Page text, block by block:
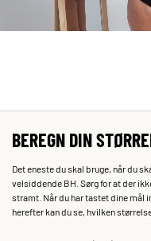
BEREGN DIN
Det eneste du skal bruge, når du
velsiddende BH. Sørg for at der
stramt. Når du har tastet dine mål
herefter kan du se, hvilken